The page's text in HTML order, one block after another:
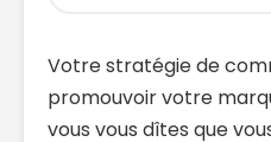
Votre stratégie de
promouvoir votre
vous vous dîtes que